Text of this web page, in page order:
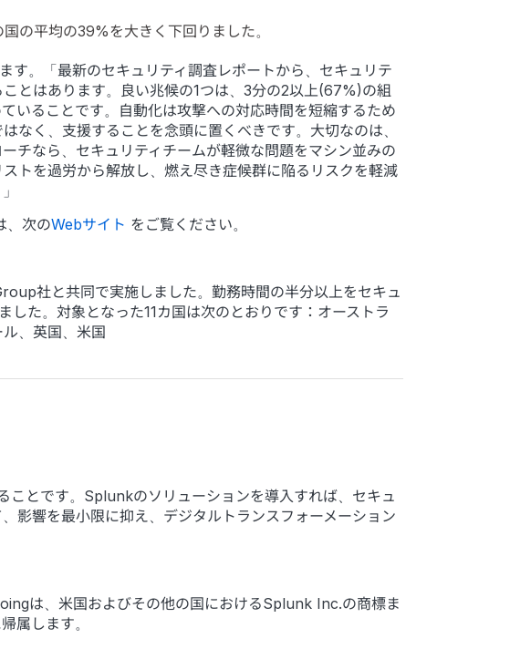
の平均の39%を大きく下回りました。
。「最新のセキュリティ調査レポートから、セキュリテ
とはあります。良い兆候の1つは、3分の2以上(67%)の組
いることです。自動化は攻撃への対応時間を短縮するため
なく、支援することを念頭に置くべきです。大切なのは、
チなら、セキュリティチームが軽微な問題をマシン並みの
トを過労から解放し、燃え尽き症候群に陥るリスクを軽減
、次のWebサイト をご覧ください。
社と共同で実施しました。勤務時間の半分以上をセキュ
た。対象となった11カ国は次のとおりです：オーストラ
、英国、米国
とです。Splunkのソリューションを導入すれば、セキュ
影響を最小限に抑え、デジタルトランスフォーメーション
は、米国およびその他の国におけるSplunk Inc.の商標ま
属します。